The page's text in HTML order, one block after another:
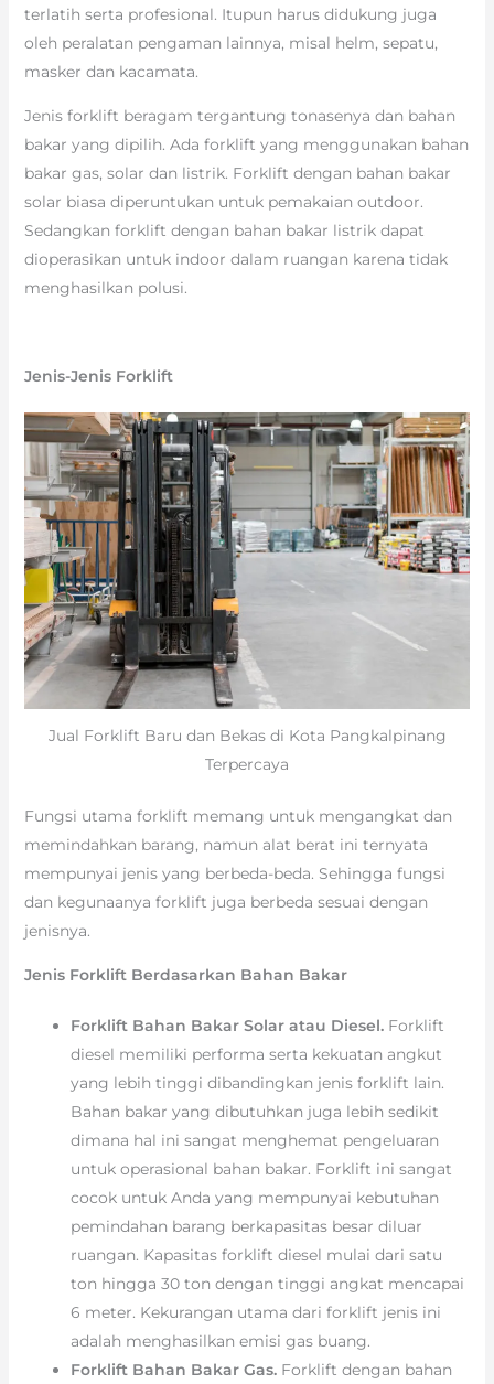
terlatih serta profesional. Itupun harus didukung juga
oleh peralatan pengaman lainnya, misal helm, sepatu,
masker dan kacamata.
Jenis forklift beragam tergantung tonasenya dan bahan
bakar yang dipilih. Ada forklift yang menggunakan bahan
bakar gas, solar dan listrik. Forklift dengan bahan bakar
solar biasa diperuntukan untuk pemakaian outdoor.
Sedangkan forklift dengan bahan bakar listrik dapat
dioperasikan untuk indoor dalam ruangan karena tidak
menghasilkan polusi.
Jenis-Jenis Forklift
Jual Forklift Baru dan Bekas di Kota Pangkalpinang
Terpercaya
Fungsi utama forklift memang untuk mengangkat dan
memindahkan barang, namun alat berat ini ternyata
mempunyai jenis yang berbeda-beda. Sehingga fungsi
dan kegunaanya forklift juga berbeda sesuai dengan
jenisnya.
Jenis Forklift Berdasarkan Bahan Bakar
Forklift Bahan Bakar Solar atau Diesel. Forklift
diesel memiliki performa serta kekuatan angkut
yang lebih tinggi dibandingkan jenis forklift lain.
Bahan bakar yang dibutuhkan juga lebih sedikit
dimana hal ini sangat menghemat pengeluaran
untuk operasional bahan bakar. Forklift ini sangat
cocok untuk Anda yang mempunyai kebutuhan
pemindahan barang berkapasitas besar diluar
ruangan. Kapasitas forklift diesel mulai dari satu
ton hingga 30 ton dengan tinggi angkat mencapai
6 meter. Kekurangan utama dari forklift jenis ini
adalah menghasilkan emisi gas buang.
Forklift Bahan Bakar Gas. Forklift dengan bahan